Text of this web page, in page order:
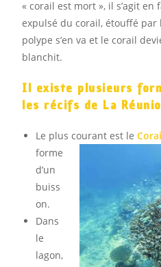
« corail est mort », il s’agit
expulsé du corail, étouffé par
polype s’en va et le corail
blanchit.
Il existe plusieurs
les récifs de La
Le plus courant est le
forme
d’un
buiss
on.
Dans
le
lagon,